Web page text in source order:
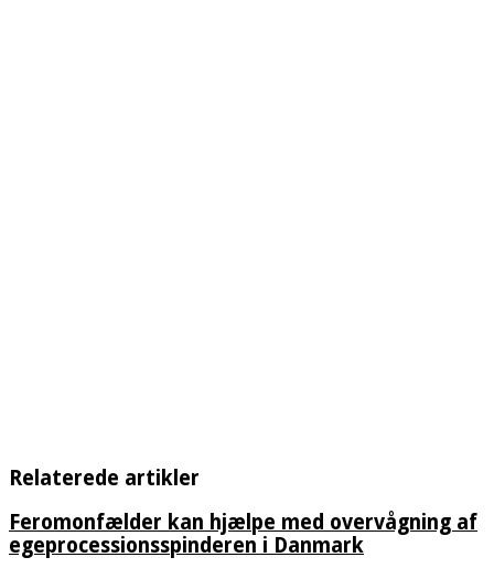
Relaterede artikler
Feromonfælder kan hjælpe med overvågning af
egeprocessionsspinderen i Danmark